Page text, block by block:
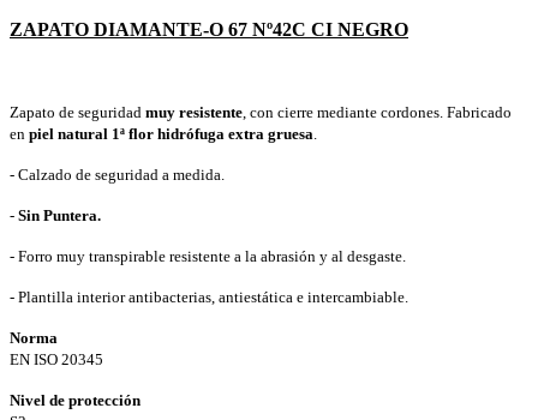
ZAPATO DIAMANTE-O 67 Nº42C CI NEGRO
Zapato de seguridad muy resistente , con cierre mediante cordones. Fabricado
en piel natural 1ª flor hidrófuga extra gruesa
- Calzado de seguridad a medida.
- Sin Puntera.
- Forro muy transpirable resistente a la abrasión y al desgaste.
- Plantilla interior antibacterias, antiestática e intercambiable.
Norma
EN ISO 20345
Nivel de protección